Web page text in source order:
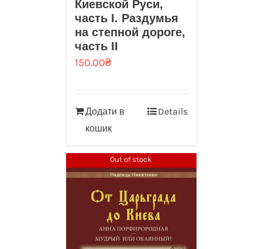
Киевской Руси,
часть I. Раздумья
на степной дороге,
часть II
150.00₴
Додати в
кошик
Details
Out of stock